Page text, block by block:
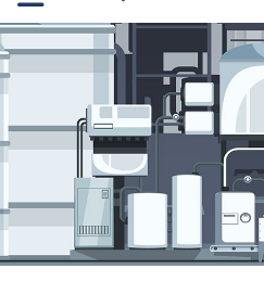
Services
Über uns
FAQ
News